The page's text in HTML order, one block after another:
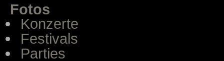
Fotos
Konzerte
Festivals
Parties